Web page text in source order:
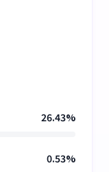
26.43%
0.53%